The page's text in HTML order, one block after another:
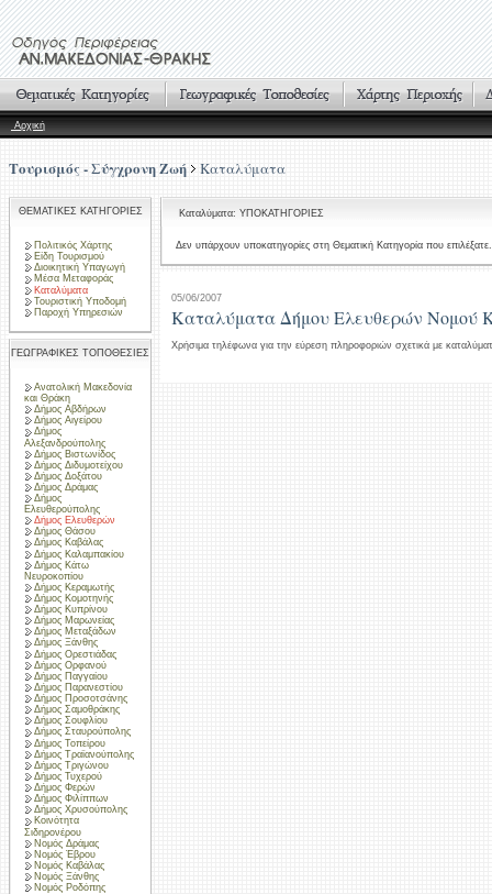
Αρχική
Τουρισμός - Σύγχρονη Ζωή Καταλύματα
ΘΕΜΑΤΙΚΕΣ ΚΑΤΗΓΟΡΙΕΣ
Πολιτικός Χάρτης
Είδη Τουρισμού
Διοικητική Υπαγωγή
Μέσα Μεταφοράς
Καταλύματα
Τουριστική Υποδομή
Παροχή Υπηρεσιών
ΓΕΩΓΡΑΦΙΚΕΣ ΤΟΠΟΘΕΣΙΕΣ
Ανατολική Μακεδονία
και Θράκη
Δήμος Αβδήρων
Δήμος Αιγείρου
Δήμος
Αλεξανδρούπολης
Δήμος Βιστωνίδος
Δήμος Διδυμοτείχου
Δήμος Δοξάτου
Δήμος Δράμας
Δήμος
Ελευθερούπολης
Δήμος Ελευθερών
Δήμος Θάσου
Δήμος Καβάλας
Δήμος Καλαμπακίου
Δήμος Κάτω
Νευροκοπίου
Δήμος Κεραμωτής
Δήμος Κομοτηνής
Δήμος Κυπρίνου
Δήμος Μαρωνείας
Δήμος Μεταξάδων
Δήμος Ξάνθης
Δήμος Ορεστιάδας
Δήμος Ορφανού
Δήμος Παγγαίου
Δήμος Παρανεστίου
Δήμος Προσοτσάνης
Δήμος Σαμοθράκης
Δήμος Σουφλίου
Δήμος Σταυρούπολης
Δήμος Τοπείρου
Δήμος Τραϊανούπολης
Δήμος Τριγώνου
Δήμος Τυχερού
Δήμος Φερών
Δήμος Φιλίππων
Δήμος Χρυσούπολης
Κοινότητα
Σιδηρονέρου
Νομός Δράμας
Νομός Έβρου
Νομός Καβάλας
Νομός Ξάνθης
Νομός Ροδόπης
Καταλύματα: ΥΠΟΚΑΤΗΓΟΡΙΕΣ
Δεν υπάρχουν υποκατηγορίες στη Θεματική Κατηγορία που επιλέξατε.
05/06/2007
Καταλύματα Δήμου Ελευθερών Νομού
Χρήσιμα τηλέφωνα για την εύρεση πληροφοριών σχετικά με